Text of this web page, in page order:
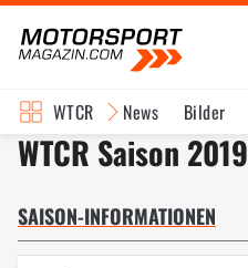
WTCR News Bilder
WTCR Saison 2019
SAISON-INFORMATIONEN